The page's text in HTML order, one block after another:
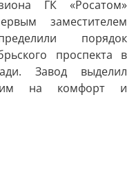
ГК «Росатом»
заместителем
порядок
проспекта в
Завод выделил
на комфорт и